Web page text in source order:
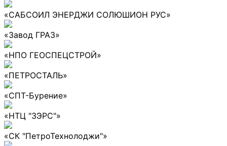
«САБСОИЛ ЭНЕРДЖИ СОЛЮШИОН РУС»
«Завод ГРАЗ»
«НПО ГЕОСПЕЦСТРОЙ»
«ПЕТРОСТАЛЬ»
«СПТ-Бурение»
«НТЦ "ЗЭРС"»
«СК "ПетроТехнолоджи"»